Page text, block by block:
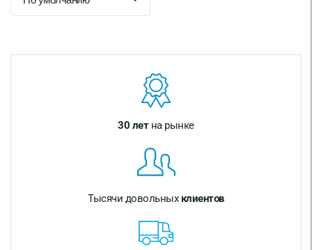
30 летна рынке
Тысячи довольных клиентов